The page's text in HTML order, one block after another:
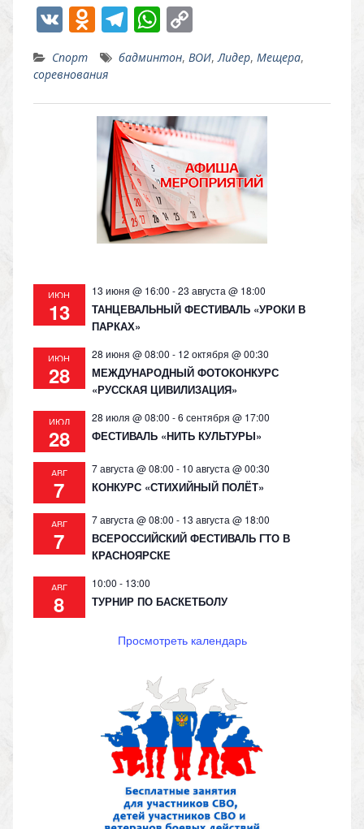
V O
d
n
o
kl
as
s
ni
ki
T
el
e
gr
a
m
W
at
s
A
p
p
C
o
p
y
Li
n
k
Спорт бадминтон, ВОИ,Лидер, Мещера,
соревнования
ИЮН
13
13 июня @ 16:00 -23 августа @ 18:00
ТАНЦЕВАЛЬНЫЙ ФЕСТИВАЛЬ «УРОКИ В
ПАРКАХ»
ИЮН
28
28 июня @ 08:00 - 12 октября @ 00:30
МЕЖДУНАРОДНЫЙ ФОТОКОНКУРС
«РУССКАЯ ЦИВИЛИЗАЦИЯ»
ИЮЛ
28
28 июля @ 08:00 -6 сентября @ 17:00
ФЕСТИВАЛЬ «НИТЬ КУЛЬТУРЫ»
АВГ
7
7 августа @ 08:00 - 10 августа @ 00:30
КОНКУРС «СТИХИЙНЫЙ ПОЛЁТ»
АВГ
7
7 августа @ 08:00 - 13 августа @ 18:00
ВСЕРОССИЙСКИЙ ФЕСТИВАЛЬ ГТО В
КРАСНОЯРСКЕ
АВГ
8
10:00 - 13:00
ТУРНИР ПО БАСКЕТБОЛУ
Просмотреть календарь